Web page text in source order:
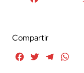
Compartir
FacebookTwitterTelegram